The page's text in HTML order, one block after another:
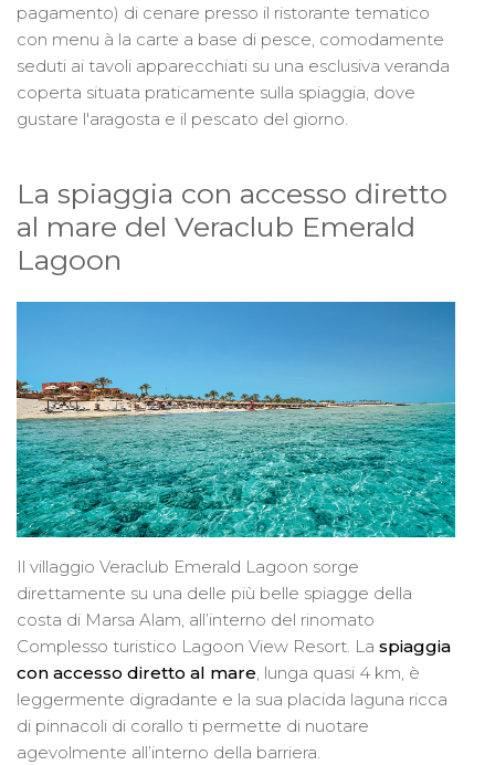
pagamento) di cenare presso il ristorante tematico
con menu à la carte a base di pesce, comodamente
seduti ai tavoli apparecchiati su una esclusiva veranda
coperta situata praticamente sulla spiaggia, dove
gustare l'aragosta e il pescato del giorno.
La spiaggia con accesso diretto
al mare del Veraclub Emerald
Lagoon
Il villaggio Veraclub Emerald Lagoon sorge
direttamente su una delle più belle spiagge della
costa di Marsa Alam, all’interno del rinomato
Complesso turistico Lagoon View Resort. La spiaggia
con accesso diretto al mare, lunga quasi 4 km, è
leggermente digradante e la sua placida laguna ricca
di pinnacoli di corallo ti permette di nuotare
agevolmente all’interno della barriera.